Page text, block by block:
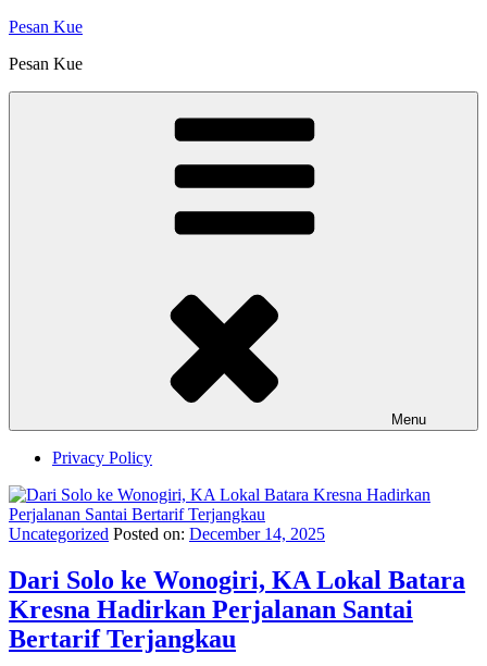
Skip
content
Pesan Kue
Pesan Kue
Menu
Privacy Policy
Uncategorized Posted on: December 14, 2025
Dari Solo ke Wonogiri, KA Lokal Batara
Kresna Hadirkan Perjalanan Santai
Bertarif Terjangkau